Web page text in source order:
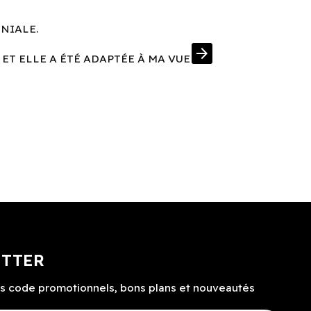
ELLE A ÉTÉ ADAPTÉE À MA VUE arrow_forward
code promotionnels, bons plans et nouveautés